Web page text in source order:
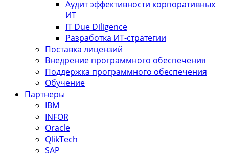
Аудит эффективности корпоративных
ИТ
IT Due Diligence
Разработка ИТ-стратегии
Поставка лицензий
Внедрение программного обеспечения
Поддержка программного обеспечения
Обучение
Партнеры
IBM
INFOR
Oracle
QlikTech
SAP